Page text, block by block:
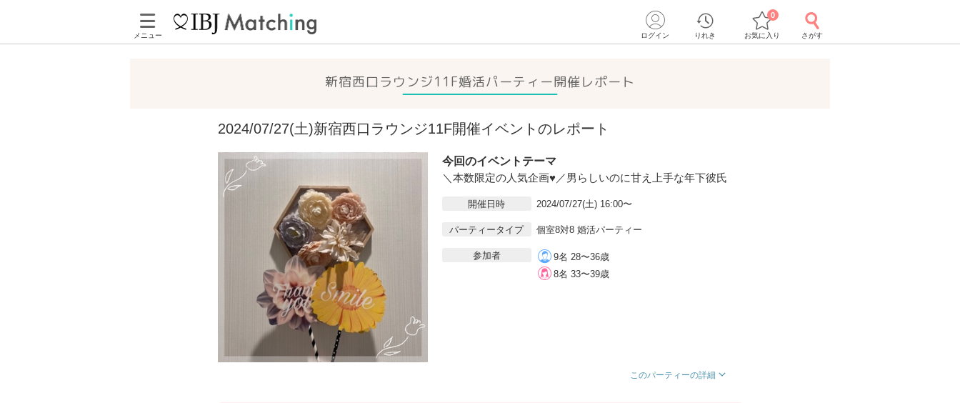
メニュー ログイン りれき お気に入り
0
さがす
新宿西口ラウンジ11F婚活パーティー開催レポート
2024/07/27(土)新宿西口ラウンジ11F開催イベントのレポート
今回のイベントテーマ
＼本数限定の人気企画♥／男らしいのに甘え上手な年下彼氏
開催日時 2024/07/27(土) 16:00〜
パーティータイプ 個室8対8 婚活パーティー
参加者
9名 28〜36歳
8名 33〜39歳
このパーティーの詳細